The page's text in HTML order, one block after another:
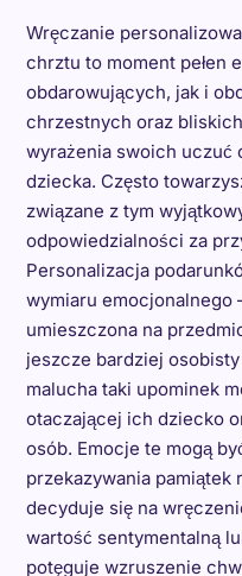
Wręczanie
chrztu to moment pełen
obdarowujących, jak i
chrzestnych oraz
wyrażenia swoich uczuć
dziecka. Często
związane z tym
odpowiedzialności za
Personalizacja
wymiaru emocjonalnego
umieszczona na
jeszcze bardziej
malucha taki upominek
otaczającej ich dziecko
osób. Emocje te mogą
przekazywania
decyduje się na
wartość sentymentalną
potęguje wzruszenie